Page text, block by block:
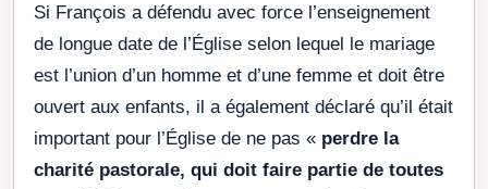
Si François a défendu avec force l’enseignement
de longue date de l’Église selon lequel le mariage
est l’union d’un homme et d’une femme et doit être
ouvert aux enfants, il a également déclaré qu’il était
important pour l’Église de ne pas « perdre la
charité pastorale, qui doit faire partie de toutes